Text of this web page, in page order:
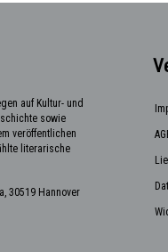
auf Kultur- und
sowie
veröffentlichen
literarische
30519 Hannover